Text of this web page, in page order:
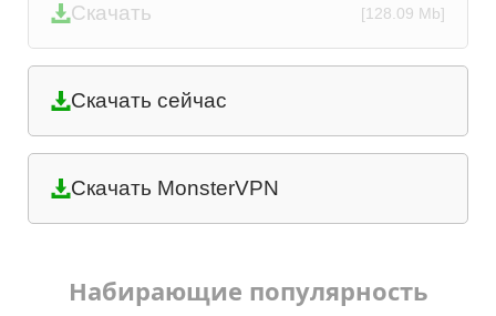
Скачать [128.09 Mb]
Скачать сейчас
Скачать MonsterVPN
Набирающие популярность